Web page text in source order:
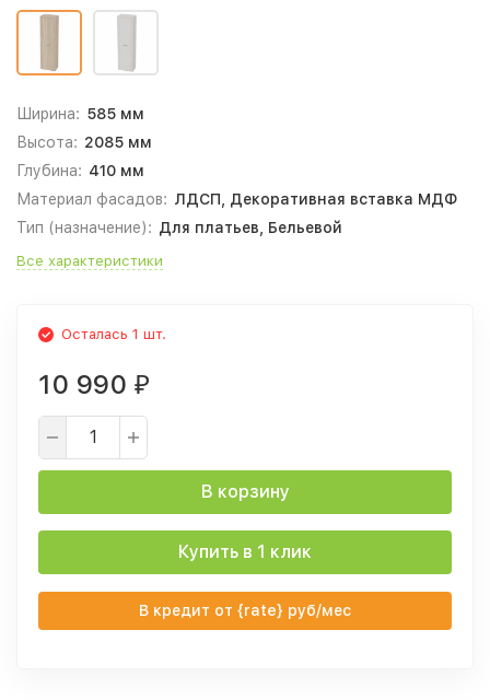
Ширина: 585 мм
Высота: 2085 мм
Глубина: 410 мм
Материал фасадов: ЛДСП, Декоративная вставка МДФ
Тип (назначение): Для платьев, Бельевой
Все характеристики
Осталась 1 шт.
10 990 ₽
В корзину
Купить в 1 клик
В кредит от {rate} руб/мес